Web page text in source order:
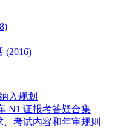
(2016)
入规划
N1 证报考答疑合集
、考试内容和年审规则